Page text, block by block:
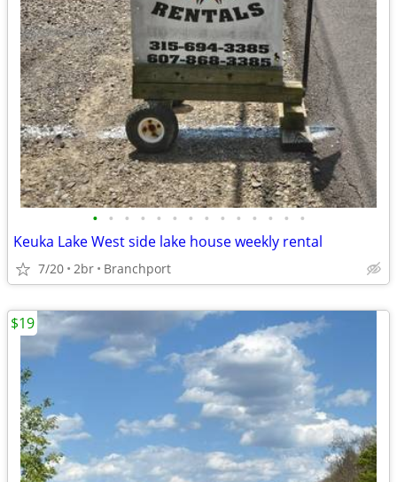
• • • • • • • • • • • • • •
Keuka Lake West side lake house weekly rental
7/20 2br Branchport
$19